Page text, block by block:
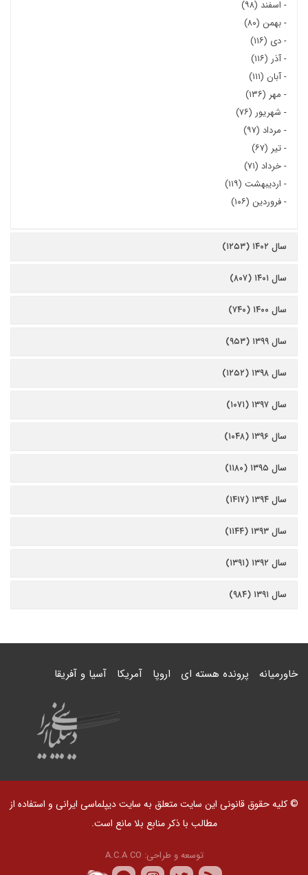
- اسفند (۹۸)
-بهمن (۸۰)
-دی (۱۱۶)
-آذر (۱۱۶)
-آبان (۱۱۱)
- مهر (۱۳۶)
- شهریور (۷۶)
- مرداد (۹۷)
-تیر (۶۷)
-خرداد (۷۱)
- اردیبهشت (۱۱۹)
-فروردین (۱۰۶)
سال ۱۴۰۲ (۱۲۵۳)
سال ۱۴۰۱ (۸۰۷)
سال ۱۴۰۰ (۷۴۰)
سال ۱۳۹۹ (۹۵۳)
سال ۱۳۹۸ (۱۲۵۲)
سال ۱۳۹۷ (۱۰۷۱)
سال ۱۳۹۶ (۱۰۴۸)
سال ۱۳۹۵ (۱۱۸۰)
سال ۱۳۹۴ (۱۴۱۷)
سال ۱۳۹۳ (۱۱۴۴)
سال ۱۳۹۲ (۱۳۹۱)
سال ۱۳۹۱ (۹۸۴)
خاورمیانه پرونده هسته ای اروپا آمریکا آسیا و آفریقا
© کلیه حقوق قانونی این سایت متعلق به سایت دیپلماسی ایرانی و استفاده از
مطالب با ذکر منابع بلا مانع است.
توسعه و طراحی: A.C.A CO